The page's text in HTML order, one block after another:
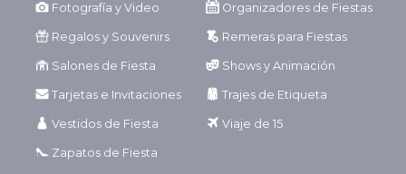
Fotografía y Video Organizadores de Fiestas
Regalos y Souvenirs Remeras para Fiestas
Salones de Fiesta Shows y Animación
Tarjetas e Invitaciones Trajes de Etiqueta
Vestidos de Fiesta Viaje de 15
Zapatos de Fiesta